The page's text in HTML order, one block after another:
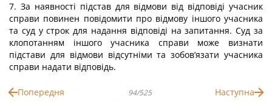
7. За наявності підстав для відмови від відповіді учасник
справи повинен повідомити про відмову іншого учасника
та суд у строк для надання відповіді на запитання. Суд за
клопотанням іншого учасника справи може визнати
підстави для відмови відсутніми та зобов’язати учасника
справи надати відповідь.
Попередня 94/525 Наступна